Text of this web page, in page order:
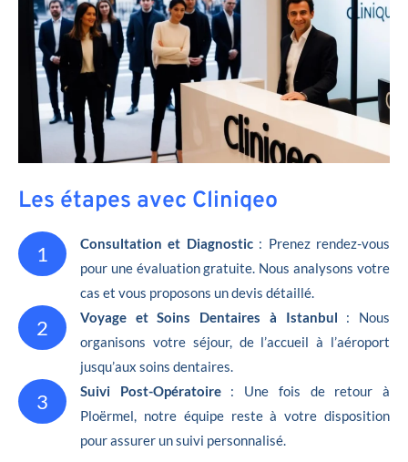
Les étapes avec Cliniqeo
1 Consultation et Diagnostic: Prenez rendez-vous
pour une évaluation gratuite. Nous analysons votre
cas et vous proposons un devis détaillé.
2 Voyage et Soins Dentaires à Istanbul : Nous
organisons votre séjour, de l’accueil à l’aéroport
jusqu’aux soins dentaires.
3 Suivi Post-Opératoire : Une fois de retour à
Ploërmel, notre équipe reste à votre disposition
pour assurer un suivi personnalisé.